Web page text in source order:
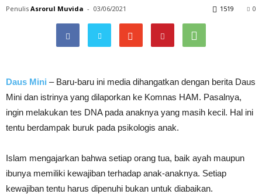
Penulis Asrorul Muvida - 03/06/2021 0
1519
Daus Mini – Baru-baru ini media dihangatkan dengan berita Daus
Mini dan istrinya yang dilaporkan ke Komnas HAM. Pasalnya,
ingin melakukan tes DNA pada anaknya yang masih kecil. Hal ini
tentu berdampak buruk pada psikologis anak.
Islam mengajarkan bahwa setiap orang tua, baik ayah maupun
ibunya memiliki kewajiban terhadap anak-anaknya. Setiap
kewajiban tentu harus dipenuhi bukan untuk diabaikan.